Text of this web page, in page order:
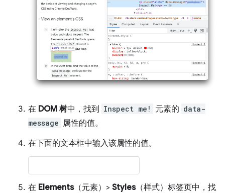
在 DOM 树中，找到 Inspect me! 元素的 data-
message 属性的值。
在下面的文本框中输入该属性的值。
在 Elements（元素）> Styles（样式）标签页中，找